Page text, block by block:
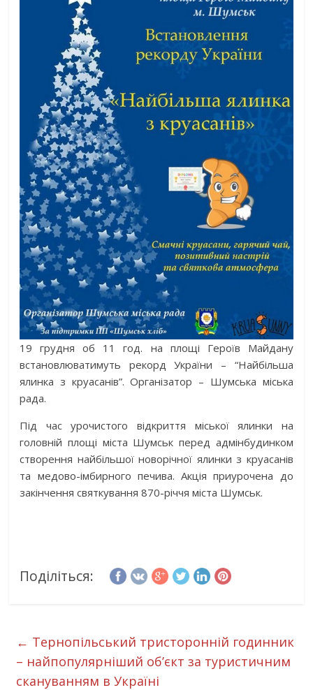
19 грудня об 11 год. на площі Героїв Майдану
встановлюватимуть рекорд України – “Найбільша
ялинка з круасанів”. Організатор – Шумська міська
рада.
Під час урочистого відкриття міської ялинки на
головній площі міста Шумськ перед адмінбудинком
створення найбільшої новорічної ялинки з круасанів
та медово-імбирного печива. Акція приурочена до
закінчення святкування 870-річчя міста Шумськ.
Поділіться:
← Тернопільський тристоронній годинник
– найпопулярніший об’єкт за туристичним
скануванням в Україні